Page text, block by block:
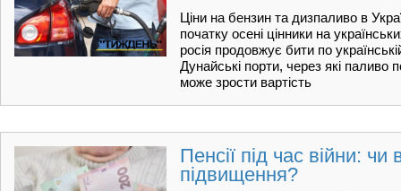
Ціни на бензин та дизпаливо в
початку осені цінники на
росія продовжує бити по
Дунайські порти, через які паливо
може зрости вартість
Пенсії під час війни: чи
підвищення?